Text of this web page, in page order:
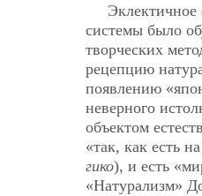
Эклектичное
системы было
творческих
рецепцию
появлению
неверного
объектом
«так, как есть
гико), и есть
«Натурализм»